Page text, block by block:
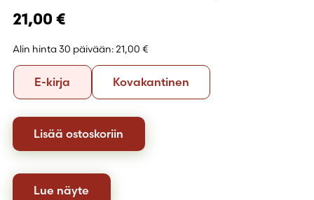
21,00 €
Alin hinta 30 päivään:21,00 €
Formaatti
E-kirja
kirja
KovakantinenKovakantinen
Lisää ostoskoriin
Lue näyte